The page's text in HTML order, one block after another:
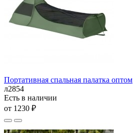
Портативная спальная палатка оптом
л2854
Есть в наличии
от 1230 ₽